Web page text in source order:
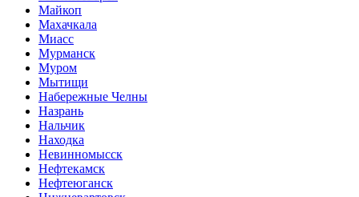
Майкоп
Махачкала
Миасс
Мурманск
Муром
Мытищи
Набережные Челны
Назрань
Нальчик
Находка
Невинномысск
Нефтекамск
Нефтеюганск